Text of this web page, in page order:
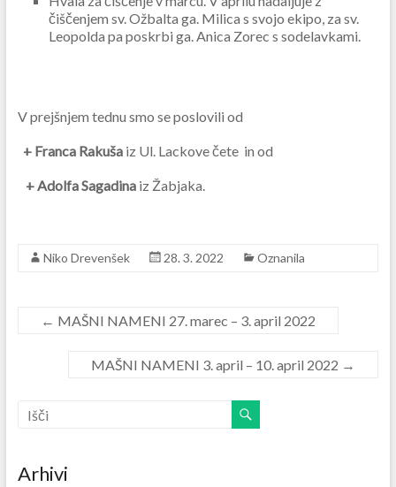
čiščenjem sv. Ožbalta ga. Milica s svojo ekipo, za sv.
Leopolda pa poskrbi ga. Anica Zorec s sodelavkami.
V prejšnjem tednu smo se poslovili od
+ Franca Rakuša iz Ul. Lackove čete in od
+ Adolfa Sagadinaiz Žabjaka.
Niko Drevenšek 28. 3. 2022 Oznanila
← MAŠNI NAMENI 27. marec – 3. april 2022
MAŠNI NAMENI 3. april – 10. april 2022 →
Arhivi